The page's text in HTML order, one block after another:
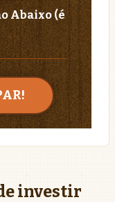
Abaixo (é
investir